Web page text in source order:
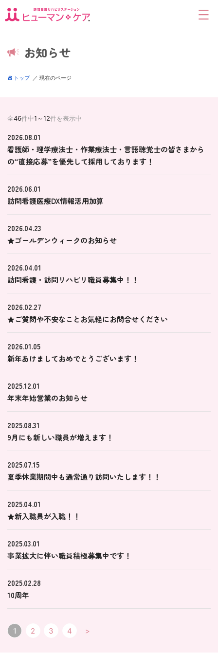
お知らせ
トップ ／ 現在のページ
全46件中1～12件を表示中
2026.08.01
看護師・理学療法士・作業療法士・言語聴覚士の皆さまから
の“直接応募”を優先して採用しております！
2026.06.01
訪問看護医療DX情報活用加算
2026.04.23
★ゴールデンウィークのお知らせ
2026.04.01
訪問看護・訪問リハビリ職員募集中！！
2026.02.27
★ご質問や不安なことお気軽にお問合せください
2026.01.05
新年あけましておめでとうございます！
2025.12.01
年末年始営業のお知らせ
2025.08.31
9月にも新しい職員が増えます！
2025.07.15
夏季休業期間中も通常通り訪問いたします！！
2025.04.01
★新入職員が入職！！
2025.03.01
事業拡大に伴い職員積極募集中です！
2025.02.28
10周年
投稿ナビゲーション
1 2 3 4 >